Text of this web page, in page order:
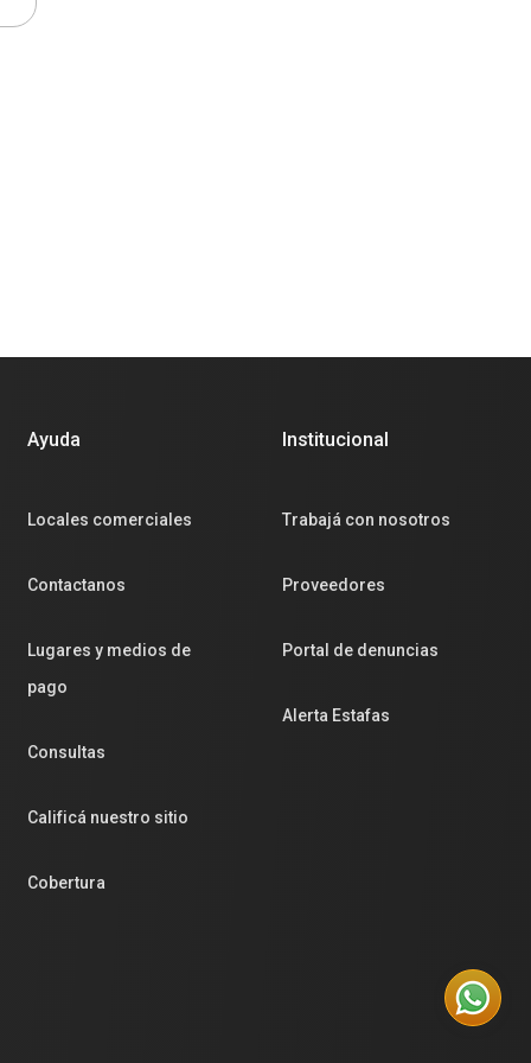
Ayuda
Locales comerciales
Contactanos
Lugares y medios de
pago
Consultas
Calificá nuestro sitio
Cobertura
Institucional
Trabajá con nosotros
Proveedores
Portal de denuncias
Alerta Estafas